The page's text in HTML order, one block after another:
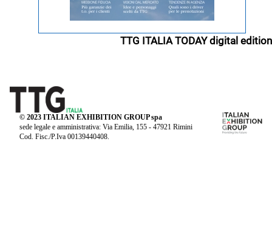
TTG ITALIA TODAY digital edition
© 2023 ITALIAN EXHIBITION GROUP spa
sede legale e amministrativa: Via Emilia, 155 - 47921 Rimini
Cod. Fisc./P.Iva 00139440408.